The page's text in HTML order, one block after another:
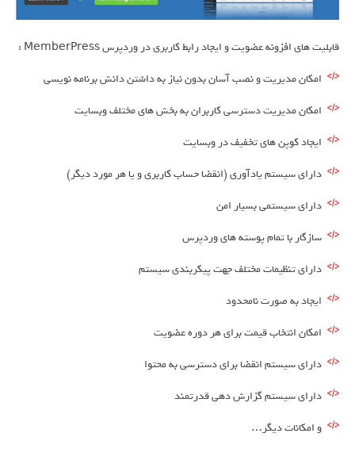
قابلیت های افزونه عضویت و ایجاد رابط کاربری در وردپرس MemberPress :
امکان مدیریت و نصب آسان بدون نیاز به داشتن دانش برنامه نویسی
امکان مدیریت دسترسی کاربران به بخش های مختلف وبسایت
ایجاد کوپن های تخفیف در وبسایت
دارای سیستم یادآوری (انقضا حساب کاربری و یا هر مورد دیگر)
دارای سیستمی بسیار امن
سازگار با تمام پوسته های وردپرس
دارای تنظیمات مختلف جهت پیکربندی سیستم
ایجاد به صورت نامحدود
امکان انتخاب قیمت برای هر دوره عضویت
دارای سیستم انقضا برای دسترسی به محتوا
دارای سیستم گزارش دهی قدرتمند
و امکانات دیگر…